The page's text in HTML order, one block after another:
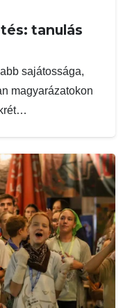
tanulás
sajátossága,
magyarázatokon